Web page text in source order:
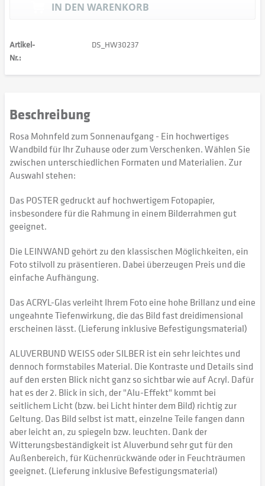
IN DEN WARENKORB
Artikel-
Nr.:
DS_HW30237
Beschreibung
Rosa Mohnfeld zum Sonnenaufgang - Ein hochwertiges
Wandbild für Ihr Zuhause oder zum Verschenken. Wählen Sie
zwischen unterschiedlichen Formaten und Materialien. Zur
Auswahl stehen:
Das POSTER gedruckt auf hochwertigem Fotopapier,
insbesondere für die Rahmung in einem Bilderrahmen gut
geeignet.
Die LEINWAND gehört zu den klassischen Möglichkeiten, ein
Foto stilvoll zu präsentieren. Dabei überzeugen Preis und die
einfache Aufhängung.
Das ACRYL-Glas verleiht Ihrem Foto eine hohe Brillanz und eine
ungeahnte Tiefenwirkung, die das Bild fast dreidimensional
erscheinen lässt. (Lieferung inklusive Befestigungsmaterial)
ALUVERBUND WEISS oder SILBER ist ein sehr leichtes und
dennoch formstabiles Material. Die Kontraste und Details sind
auf den ersten Blick nicht ganz so sichtbar wie auf Acryl. Dafür
hat es der 2. Blick in sich, der "Alu-Effekt" kommt bei
seitlichem Licht (bzw. bei Licht hinter dem Bild) richtig zur
Geltung. Das Bild selbst ist matt, einzelne Teile fangen dann
aber leicht an, zu spiegeln bzw. leuchten. Dank der
Witterungsbeständigkeit ist Aluverbund sehr gut für den
Außenbereich, für Küchenrückwände oder in Feuchträumen
geeignet. (Lieferung inklusive Befestigungsmaterial)